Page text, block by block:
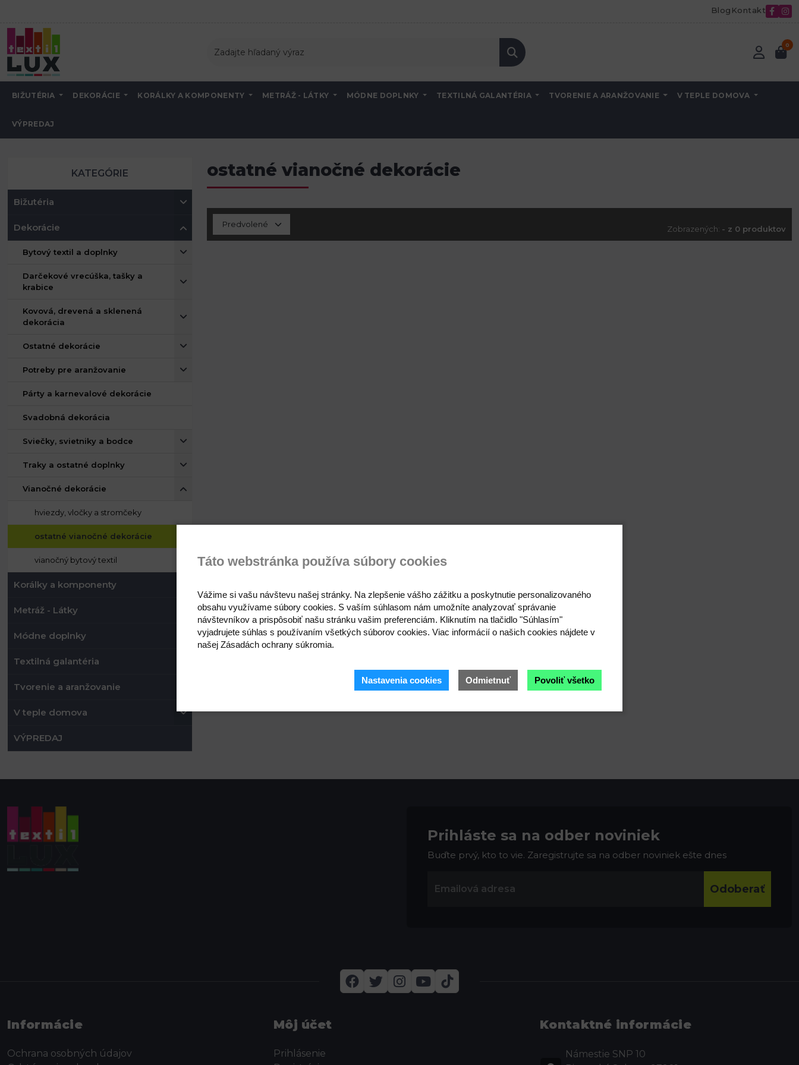
Blog Kontakt
0
BIŽUTÉRIA DEKORÁCIE KORÁLKY A KOMPONENTY METRÁŽ - LÁTKY MÓDNE DOPLNKY TEXTILNÁ GALANTÉRIA TVORENIE A ARANŽOVANIE V TEPLE DOMOVA
VÝPREDAJ
Úvod Dekorácie
KATEGÓRIE
Bižutéria
Dekorácie
Bytový textil a doplnky
Darčekové vrecúška, tašky a
krabice
Kovová, drevená a sklenená
dekorácia
Ostatné dekorácie
Potreby pre aranžovanie
Párty a karnevalové dekorácie
Svadobná dekorácia
Sviečky, svietniky a bodce
Traky a ostatné doplnky
Vianočné dekorácie
hviezdy, vločky a stromčeky
ostatné vianočné dekorácie
vianočný bytový textil
Korálky a komponenty
Metráž - Látky
Módne doplnky
Textilná galantéria
Tvorenie a aranžovanie
V teple domova
VÝPREDAJ
ostatné vianočné dekorácie
Zobrazených: - z 0 produktov
Prihláste sa na odber noviniek
Buďte prvý, kto to vie. Zaregistrujte sa na odber noviniek ešte dnes
Odoberať
Informácie
Ochrana osobných údajov
Môj účet
Prihlásenie
Kontaktné informácie
Námestie SNP 10
Táto webstránka používa súbory cookies
Vážime si vašu návštevu našej stránky. Na zlepšenie vášho zážitku a poskytnutie personalizovaného
obsahu využívame súbory cookies. S vaším súhlasom nám umožníte analyzovať správanie
návštevníkov a prispôsobiť našu stránku vašim preferenciám. Kliknutím na tlačidlo "Súhlasím"
vyjadrujete súhlas s používaním všetkých súborov cookies. Viac informácií o našich cookies nájdete v
našej Zásadách ochrany súkromia.
Nastavenia cookies Odmietnuť Povoliť všetko